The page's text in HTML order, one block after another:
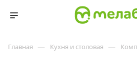
Главная — Кухня и столовая —